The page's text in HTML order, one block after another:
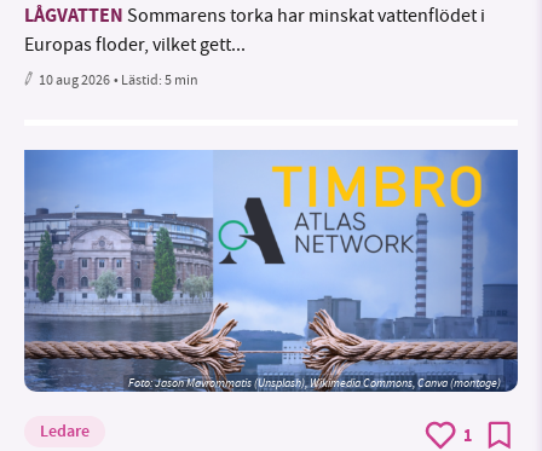
LÅGVATTEN Sommarens torka har minskat vattenflödet i
Europas floder, vilket gett...
10 aug 2026• Lästid:5 min
Foto: Jason Mavrommatis (Unsplash), Wikimedia Commons, Canva (montage)
Ledare 1